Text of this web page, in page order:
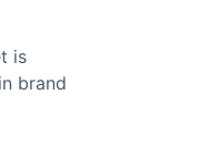
is
brand